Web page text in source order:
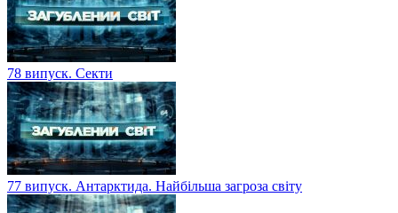
78 випуск. Секти
77 випуск. Антарктида. Найбільша загроза світу